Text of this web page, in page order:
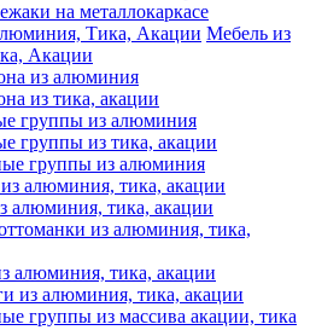
на металлокаркасе
Мебель из
Акации
из алюминия
из тика, акации
группы из алюминия
группы из тика, акации
группы из алюминия
алюминия, тика, акации
алюминия, тика, акации
из алюминия, тика,
алюминия, тика, акации
из алюминия, тика, акации
группы из массива акации, тика